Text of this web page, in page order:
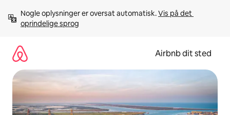
videre
Nogle oplysninger er oversat automatisk. Vis på det
oprindelige sprog
Airbnb dit sted